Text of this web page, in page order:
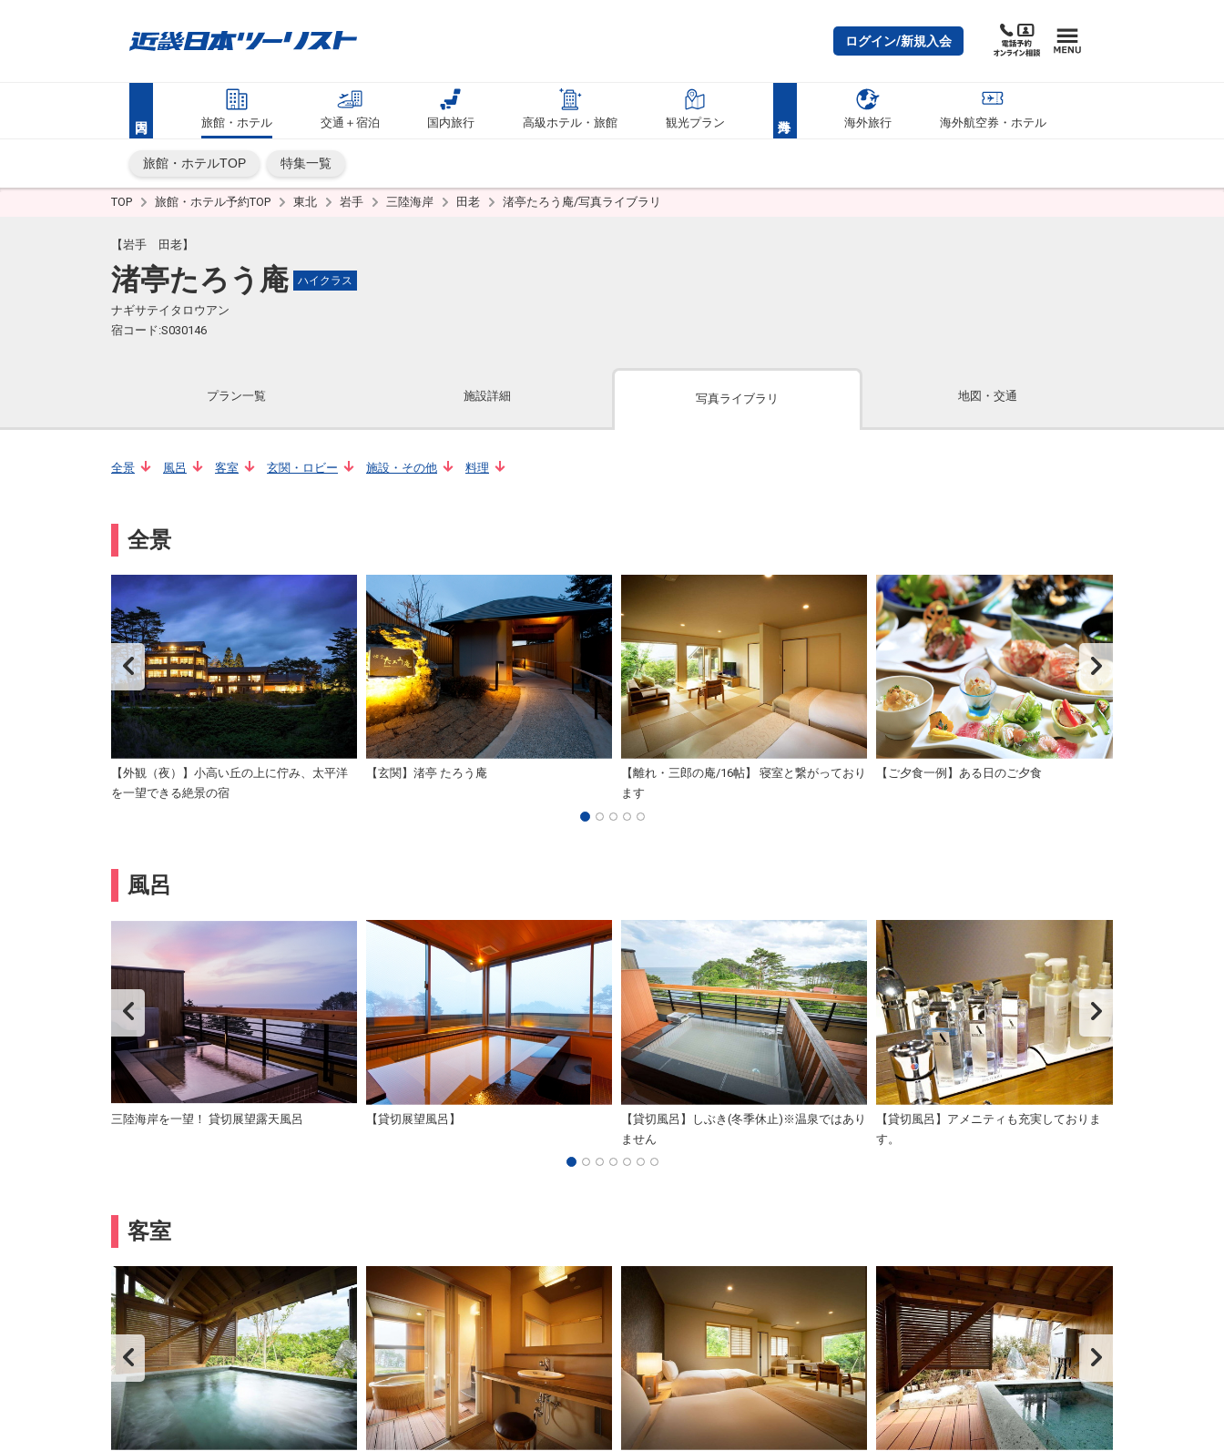
ログイン/新規入会
旅館・ホテル 交通＋宿泊 国内旅行 高級ホテル・旅館 観光プラン 海外旅行 海外航空券・ホテル
旅館・ホテルTOP 特集一覧
TOP 旅館・ホテル予約TOP 東北 岩手 三陸海岸 田老 渚亭たろう庵/写真ライブラリ
【岩手 田老】
渚亭たろう庵 ハイクラス
ナギサテイタロウアン
宿コード:S030146
プラン一覧 施設詳細 写真ライブラリ 地図・交通
全景 風呂 客室 玄関・ロビー 施設・その他 料理
全景
【外観（夜）】小高い丘の上に佇み、太平洋
を一望できる絶景の宿
【玄関】渚亭 たろう庵
【離れ・三郎の庵/16帖】 寝室と繋がっており
ます
【ご夕食一例】ある日のご夕食
風呂
三陸海岸を一望！ 貸切展望露天風呂 【貸切展望風呂】
【貸切風呂】しぶき(冬季休止)※温泉ではあり
ません
【貸切風呂】アメニティも充実しておりま
す。
客室